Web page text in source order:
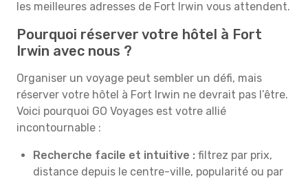
les meilleures adresses de Fort Irwin vous attendent.
Pourquoi réserver votre hôtel à Fort
Irwin avec nous ?
Organiser un voyage peut sembler un défi, mais
réserver votre hôtel à Fort Irwin ne devrait pas l’être.
Voici pourquoi GO Voyages est votre allié
incontournable :
Recherche facile et intuitive : filtrez par prix,
distance depuis le centre-ville, popularité ou par